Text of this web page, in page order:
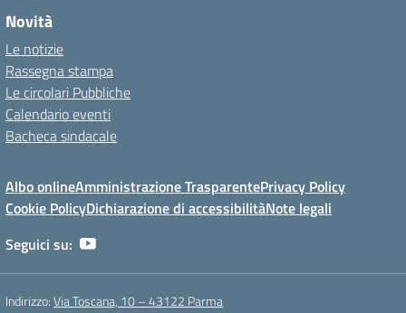
Novità
Le notizie
Rassegna stampa
Le circolari Pubbliche
Calendario eventi
Bacheca sindacale
Albo onlineAmministrazione TrasparentePrivacy Policy
Cookie PolicyDichiarazione di accessibilitàNote legali
Seguici su:
Indirizzo:Via Toscana, 10 – 43122 Parma